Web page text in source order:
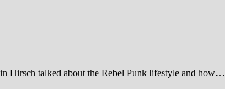
Hirsch talked about the Rebel Punk lifestyle and how…